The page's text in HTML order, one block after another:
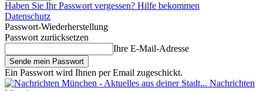
Haben Sie Ihr Passwort vergessen? Hilfe bekommen
Datenschutz
Passwort-Wiederherstellung
Passwort zurücksetzen
Ihre E-Mail-Adresse
Ein Passwort wird Ihnen per Email zugeschickt.
Nachrichten